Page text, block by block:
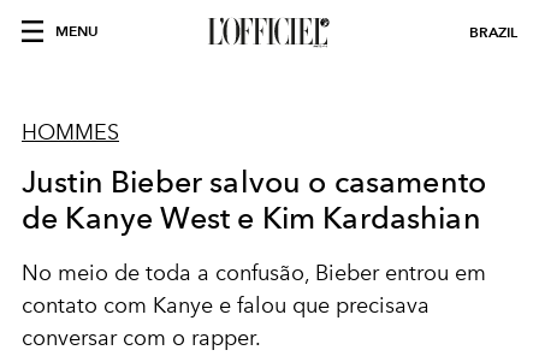
MENU BRAZIL
HOMMES
Justin Bieber salvou o casamento
de Kanye West e Kim Kardashian
No meio de toda a confusão, Bieber entrou em
contato com Kanye e falou que precisava
conversar com o rapper.